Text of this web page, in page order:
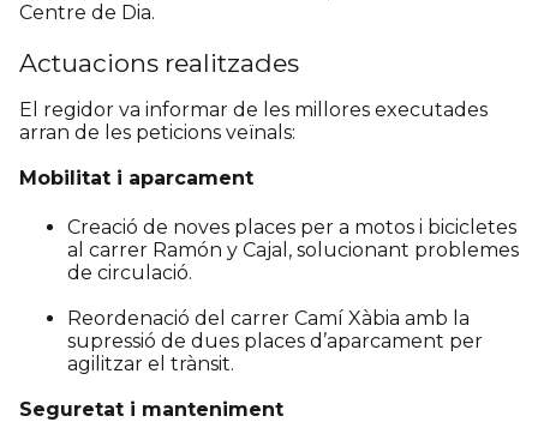
Centre de Dia.
Actuacions realitzades
El regidor va informar de les millores executades
arran de les peticions veïnals:
Mobilitat i aparcament
Creació de noves places per a motos i bicicletes
al carrer Ramón y Cajal, solucionant problemes
de circulació.
Reordenació del carrer Camí Xàbia amb la
supressió de dues places d’aparcament per
agilitzar el trànsit.
Seguretat i manteniment